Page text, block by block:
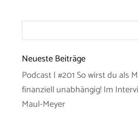
Neueste Beiträge
Podcast | #201 So wirst du als
finanziell unabhängig! Im
Maul-Meyer